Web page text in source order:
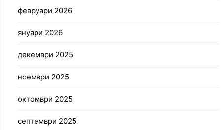
февруари 2026
януари 2026
декември 2025
ноември 2025
октомври 2025
септември 2025